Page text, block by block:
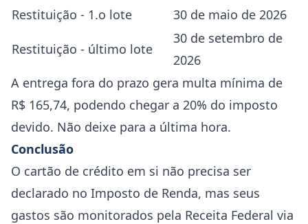
Restituição - 1.o lote
30 de maio de 2026
Restituição - último lote
30 de setembro de
2026
A entrega fora do prazo gera multa mínima de
R$ 165,74, podendo chegar a 20% do imposto
devido. Não deixe para a última hora.
Conclusão
O cartão de crédito em si não precisa ser
declarado no Imposto de Renda, mas seus
gastos são monitorados pela Receita Federal via